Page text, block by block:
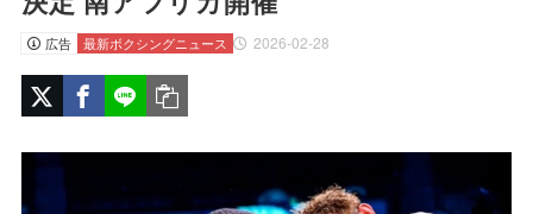
広告 2026-02-28
最新ボクシングニュース